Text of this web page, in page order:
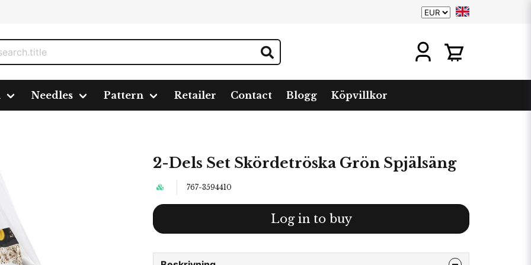
Needles Pattern Retailer Contact Blogg Köpvillkor
2-Dels Set Skördetröska Grön Spjälsäng
767-3594410
Log in to buy